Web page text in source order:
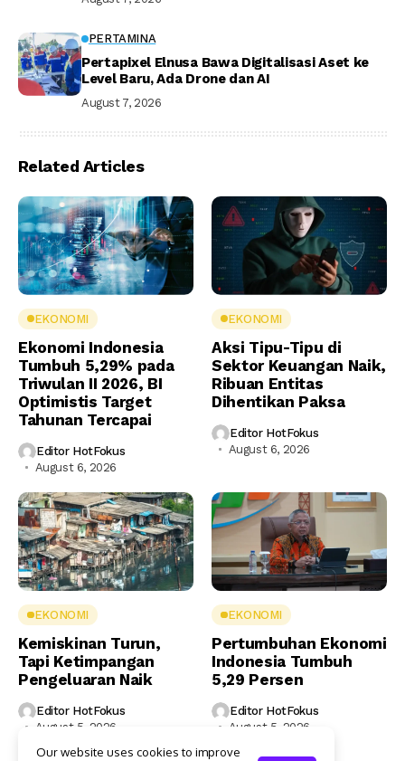
PERTAMINA
Pertapixel Elnusa Bawa Digitalisasi Aset ke
Level Baru, Ada Drone dan AI
August 7, 2026
Related Articles
EKONOMI
Ekonomi Indonesia
Tumbuh 5,29% pada
Triwulan II 2026, BI
Optimistis Target
Tahunan Tercapai
Editor HotFokus
August 6, 2026
EKONOMI
Aksi Tipu-Tipu di
Sektor Keuangan Naik,
Ribuan Entitas
Dihentikan Paksa
Editor HotFokus
August 6, 2026
EKONOMI
Kemiskinan Turun,
Tapi Ketimpangan
Pengeluaran Naik
Editor HotFokus
August 5, 2026
EKONOMI
Pertumbuhan Ekonomi
Indonesia Tumbuh
5,29 Persen
Editor HotFokus
August 5, 2026
Our website uses cookies to improve